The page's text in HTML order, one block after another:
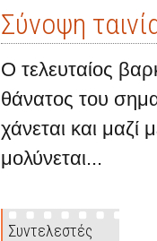
Σύνοψη
Ο τελευταίος
θάνατος του
χάνεται και μαζί
μολύνεται...
Συντελεστές